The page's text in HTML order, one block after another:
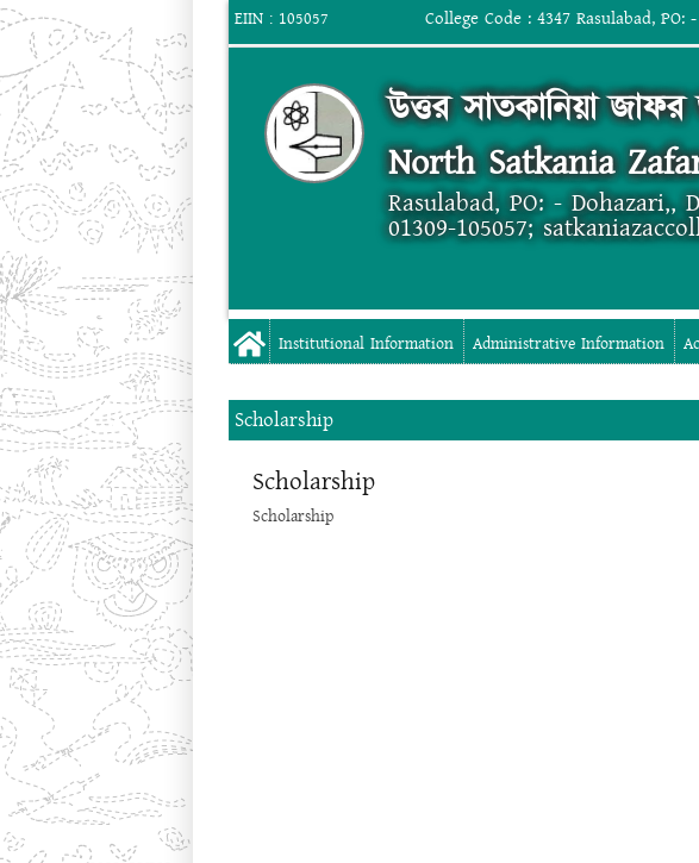
EIIN : 105057 College Code : 4347 Rasulabad,
উত্তর সাতকানিয়া
North Satkania
Rasulabad, PO: - Dohazari,,
01309-105057;
Institutional Information Administrative Information
Scholarship
Scholarship
Scholarship